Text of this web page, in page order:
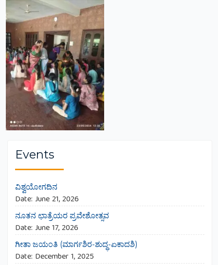
Events
ವಿಶ್ವಯೋಗದಿನ
Date: June 21, 2026
ನೂತನ ಛಾತ್ರೆಯರ ಪ್ರವೇಶೋತ್ಸವ
Date: June 17, 2026
ಗೀತಾ ಜಯಂತಿ (ಮಾರ್ಗಶಿರ-ಶುದ್ಧ-ಏಕಾದಶಿ)
Date: December 1, 2025